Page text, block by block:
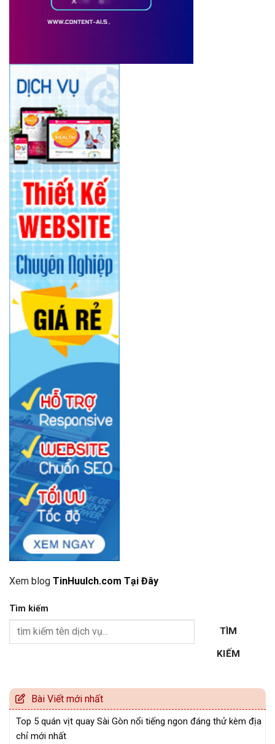
Xem blog TinHuuIch.com Tại Đây
Tìm kiếm
TÌM
KIẾM
Bài Viết mới nhất
Top 5 quán vịt quay Sài Gòn nổi tiếng ngon đáng thử kèm địa
chỉ mới nhất